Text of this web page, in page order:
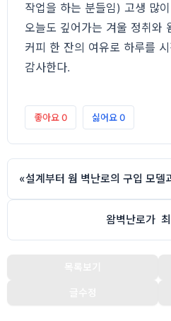
작업을 하는 분들임) 고생 많
오늘도 깊어가는 겨울 정취와
커피 한 잔의 여유로 하루를
감사한다.
좋아요0 싫어요0
«
왐벽난로가